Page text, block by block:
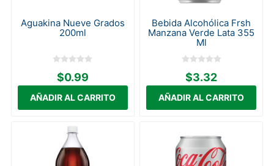
Aguakina Nueve Grados
200ml
$0.99
Bebida Alcohólica Frsh
Manzana Verde Lata 355
Ml
$3.32